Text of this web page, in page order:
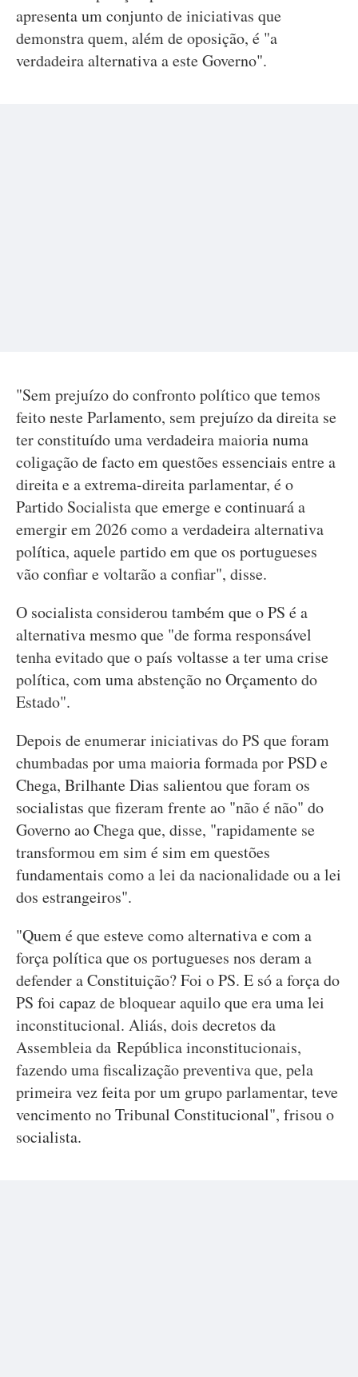
apresenta um conjunto de iniciativas que
demonstra quem, além de oposição, é "a
verdadeira alternativa a este Governo".
"Sem prejuízo do confronto político que temos
feito neste Parlamento, sem prejuízo da direita se
ter constituído uma verdadeira maioria numa
coligação de facto em questões essenciais entre a
direita e a extrema-direita parlamentar, é o
Partido Socialista que emerge e continuará a
emergir em 2026 como a verdadeira alternativa
política, aquele partido em que os portugueses
vão confiar e voltarão a confiar", disse.
O socialista considerou também que o PS é a
alternativa mesmo que "de forma responsável
tenha evitado que o país voltasse a ter uma crise
política, com uma abstenção no Orçamento do
Estado".
Depois de enumerar iniciativas do PS que foram
chumbadas por uma maioria formada por PSD e
Chega, Brilhante Dias salientou que foram os
socialistas que fizeram frente ao "não é não" do
Governo ao Chega que, disse, "rapidamente se
transformou em sim é sim em questões
fundamentais como a lei da nacionalidade ou a lei
dos estrangeiros".
"Quem é que esteve como alternativa e com a
força política que os portugueses nos deram a
defender a Constituição? Foi o PS. E só a força do
PS foi capaz de bloquear aquilo que era uma lei
inconstitucional. Aliás, dois decretos da
Assembleia da República inconstitucionais,
fazendo uma fiscalização preventiva que, pela
primeira vez feita por um grupo parlamentar, teve
vencimento no Tribunal Constitucional", frisou o
socialista.